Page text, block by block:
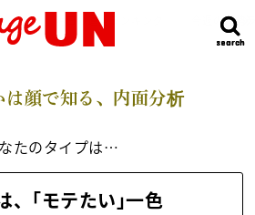
search
search
ング 明日の運勢ランキング 今週の運勢
は顔で知る、内面分析
たのタイプは…
、｢モテたい｣一色